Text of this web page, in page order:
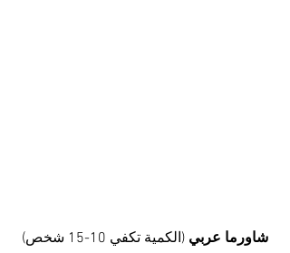
شاورما عربي (الكمية تكفي 10-15 شخص)